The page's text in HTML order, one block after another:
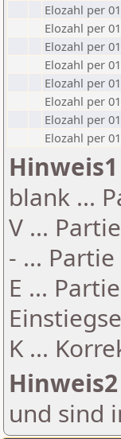
Elozahl per
Elozahl per
Elozahl per
Elozahl per
Elozahl per
Elozahl per
Elozahl per
Elozahl per
Hinweis1
blank ...
V ...
- ...
E ...
K ...
Hinweis2
und sind